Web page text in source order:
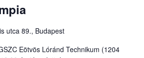
utca 89., Budapest
Eötvös Lóránd Technikum (1204